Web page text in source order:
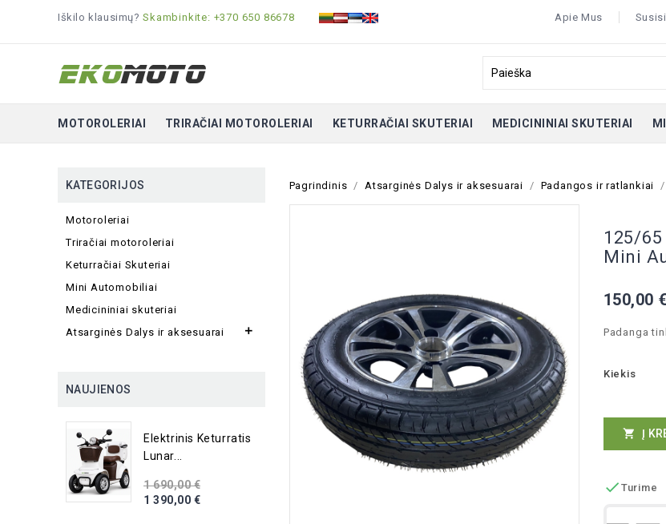
Iškilo klausimų?Skambinkite: +370 650 86678 Apie Mus
MOTOROLERIAI TRIRAČIAI MOTOROLERIAI KETURRAČIAI SKUTERIAI MEDICININIAI SKUTERIAI
KATEGORIJOS
Motoroleriai
Triračiai motoroleriai
Keturračiai Skuteriai
Mini Automobiliai
Medicininiai skuteriai
Atsarginės Dalys ir aksesuarai

NAUJIENOS
Elektrinis Keturratis
Lunar...
1 690,00 €
1 390,00 €
Pagrindinis Atsarginės Dalys ir aksesuarai Padangos ir ratlankiai
125/
Mini
150,00 €
Padanga
Kiekis
 Į
 Turime